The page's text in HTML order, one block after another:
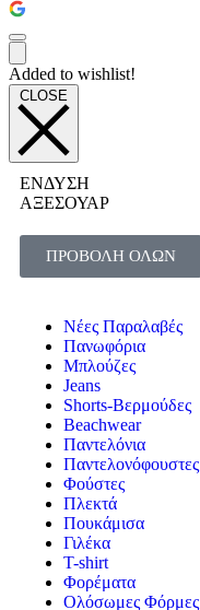
Added to wishlist!
CLOSE
ΕΝΔΥΣΗ
ΑΞΕΣΟΥΑΡ
ΠΡΟΒΟΛΗ ΟΛΩΝ
Νέες Παραλαβές
Πανωφόρια
Μπλούζες
Jeans
Shorts-Βερμούδες
Beachwear
Παντελόνια
Παντελονόφουστες
Φούστες
Πλεκτά
Πουκάμισα
Γιλέκα
T-shirt
Φορέματα
Ολόσωμες Φόρμες